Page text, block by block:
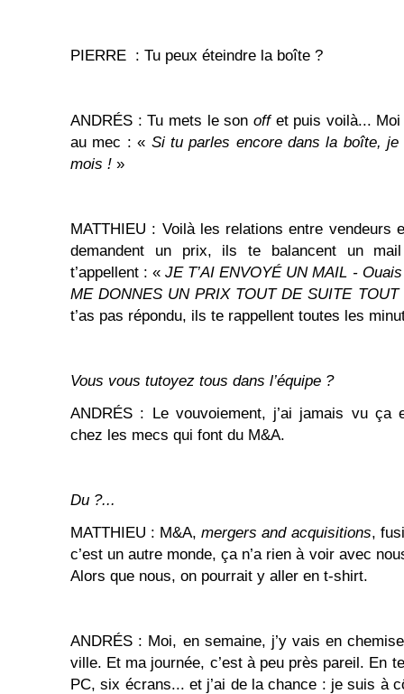
PIERRE : Tu peux éteindre la boîte ?
ANDRÉS : Tu mets le son offet puis voilà...
au mec : « Si tu parles encore dans la boîte, je
mois ! »
MATTHIEU : Voilà les relations entre vendeurs
demandent un prix, ils te balancent un
t’appellent : «JE T’AI ENVOYÉ UN MAIL -
ME DONNES UN PRIX TOUT DE SUITE TOUT
t’as pas répondu, ils te rappellent toutes les
Vous vous tutoyez tous dans l’équipe ?
ANDRÉS : Le vouvoiement, j’ai jamais vu ça
chez les mecs qui font du M&A.
Du ?...
MATTHIEU : M&A,mergers and acquisitions,
c’est un autre monde, ça n’a rien à voir avec
Alors que nous, on pourrait y aller en t-shirt.
ANDRÉS : Moi, en semaine, j’y vais en
ville. Et ma journée, c’est à peu près pareil. En
PC, six écrans... et j’ai de la chance : je suis à